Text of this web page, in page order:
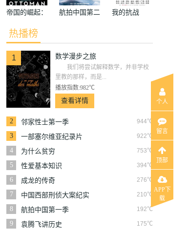
帝国的崛起：
奥斯曼第一季
航拍中国第二
我的抗战
热播榜
1 数学漫步之旅
我们将尝试解释数学，并非学校
里教的那样，而是...
播放指数:982℃
查看详情
2 944℃
邻家性士第一季
3
922℃
一部塞尔维亚纪录片
4
753℃
为什么贫穷
5
394℃
性爱基本知识
6
276℃
成龙的传奇
7
210℃
中国西部刑侦大案纪实
8
192℃
航拍中国第一季
9
175℃
袁腾飞讲历史
个人
留言
顶部
APP下
载